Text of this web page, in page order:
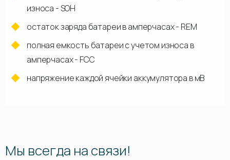
износа - SOH
остаток заряда батареи в амперчасах - REM
полная емкость батареи с учетом износа в
амперчасах - FCC
напряжение каждой ячейки аккумулятора в мВ
Мы всегда на связи!